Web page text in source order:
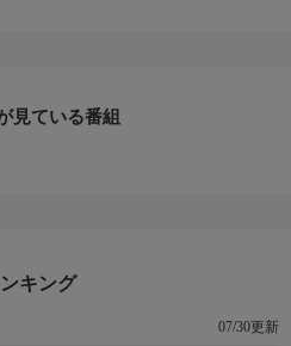
見ている番組
キング
07/30更新